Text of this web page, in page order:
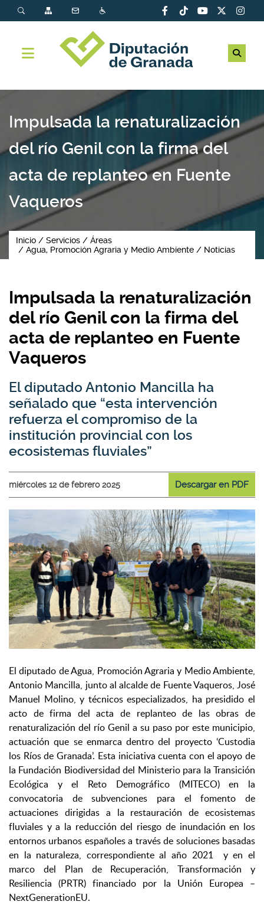
Impulsada la renaturalización
del río Genil con la firma del
acta de replanteo en Fuente
Vaqueros
Inicio Servicios
Áreas
Agua, Promoción Agraria y Medio Ambiente
Noticias
Impulsada la renaturalización
del río Genil con la firma del
acta de replanteo en Fuente
Vaqueros
El diputado Antonio Mancilla ha
señalado que “esta intervención
refuerza el compromiso de la
institución provincial con los
ecosistemas fluviales”
miércoles 12 de febrero 2025 Descargar en PDF
El diputado de Agua, Promoción Agraria y Medio Ambiente,
Antonio Mancilla, junto al alcalde de Fuente Vaqueros, José
Manuel Molino, y técnicos especializados, ha presidido el
acto de firma del acta de replanteo de las obras de
renaturalización del río Genil a su paso por este municipio,
actuación que se enmarca dentro del proyecto ‘Custodia
los Ríos de Granada’. Esta iniciativa cuenta con el apoyo de
la Fundación Biodiversidad del Ministerio para la Transición
Ecológica y el Reto Demográfico (MITECO) en la
convocatoria de subvenciones para el fomento de
actuaciones dirigidas a la restauración de ecosistemas
fluviales y a la reducción del riesgo de inundación en los
entornos urbanos españoles a través de soluciones basadas
en la naturaleza, correspondiente al año 2021 y en el
marco del Plan de Recuperación, Transformación y
Resiliencia (PRTR) financiado por la Unión Europea –
NextGenerationEU.